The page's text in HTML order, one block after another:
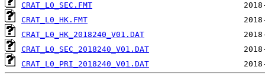
CRAT_L0_SEC.FMT
CRAT_L0_HK.FMT
CRAT_L0_HK_2018240_V01.DAT
CRAT_L0_SEC_2018240_V01.DAT
CRAT_L0_PRI_2018240_V01.DAT